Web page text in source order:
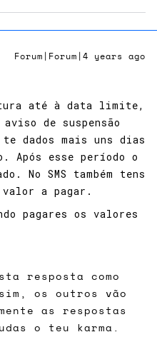
Forum|Forum|4 years ago
até à data limite,
aviso de suspensão
te dados mais uns dias
Após esse período o
No SMS também tens
valor a pagar.
pagares os valores
resposta como
os outros vão
as respostas
o teu karma.